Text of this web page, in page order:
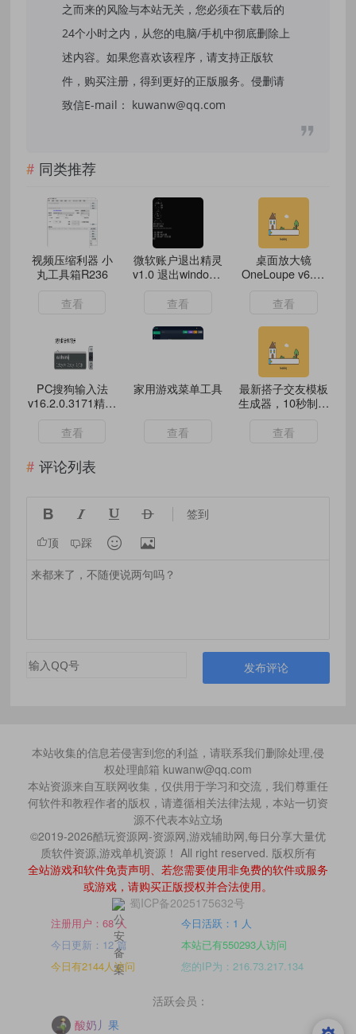
之而来的风险与本站无关，您必须在下载后的
24个小时之内，从您的电脑/手机中彻底删除上
述内容。如果您喜欢该程序，请支持正版软
件，购买注册，得到更好的正版服务。侵删请
致信E-mail： kuwanw@qq.com
同类推荐
视频压缩利器 小
丸工具箱R236
查看
微软账户退出精灵
v1.0 退出windows
查看
桌面放大镜
OneLoupe v6.21
查看
PC搜狗输入法
v16.2.0.3171精简
查看
家用游戏菜单工具
查看
最新搭子交友模板
生成器，10秒制作
友粉
查看
评论列表
    签到
顶 踩  
发布评论
本站收集的信息若侵害到您的利益，请联系我们删除处理,侵
权处理邮箱 kuwanw@qq.com
本站资源来自互联网收集，仅供用于学习和交流，我们尊重任
何软件和教程作者的版权，请遵循相关法律法规，本站一切资
源不代表本站立场
©2019-2026酷玩资源网-资源网,游戏辅助网,每日分享大量优
质软件资源,游戏单机资源！ All right reserved. 版权所有
全站游戏和软件免责声明、若您需要使用非免费的软件或服务
或游戏，请购买正版授权并合法使用。
蜀ICP备2025175632号
注册用户：68 人
今日活跃：1 人
今日更新：12 篇
本站已有550293人访问
今日有2144人访问
您的IP为：216.73.217.134
活跃会员：
酸奶丿果